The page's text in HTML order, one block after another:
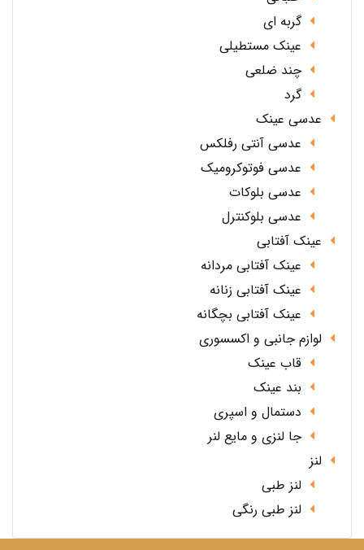
گربه ای
عینک مستطیلی
چند ضلعی
گرد
عدسی عینک
عدسی آنتی رفلکس
عدسی فوتوکرومیک
عدسی بلوکات
عدسی بلوکنترل
عینک آفتابی
عینک آفتابی مردانه
عینک آفتابی زنانه
عینک آفتابی بچگانه
لوازم جانبی و اکسسوری
قاب عینک
بند عینک
دستمال و اسپری
جا لنزی و مایع لنر
لنز
لنز طبی
لنز طبی رنگی